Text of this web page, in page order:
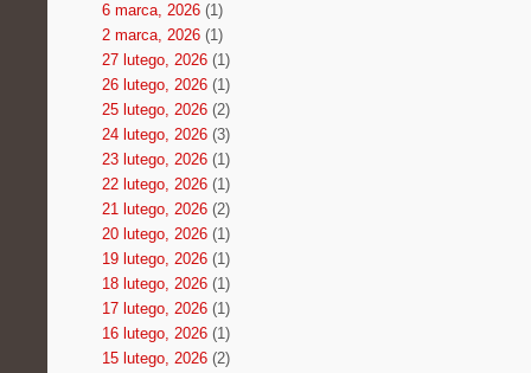
6 marca, 2026(1)
2 marca, 2026(1)
27 lutego, 2026(1)
26 lutego, 2026(1)
25 lutego, 2026(2)
24 lutego, 2026(3)
23 lutego, 2026(1)
22 lutego, 2026(1)
21 lutego, 2026(2)
20 lutego, 2026(1)
19 lutego, 2026(1)
18 lutego, 2026(1)
17 lutego, 2026(1)
16 lutego, 2026(1)
15 lutego, 2026(2)